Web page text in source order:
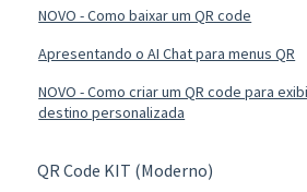
NOVO - Como baixar um QR code
Apresentando o AI Chat para menus QR
NOVO - Como criar um QR code para
destino personalizada
QR Code KIT (Moderno)